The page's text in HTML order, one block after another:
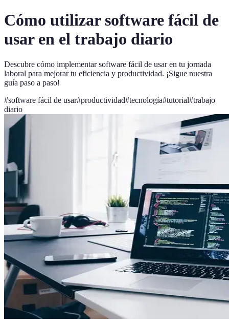
Cómo utilizar software fácil de
usar en el trabajo diario
Descubre cómo implementar software fácil de usar en tu jornada
laboral para mejorar tu eficiencia y productividad. ¡Sigue nuestra
guía paso a paso!
#software fácil de usar#productividad#tecnología#tutorial#trabajo
diario